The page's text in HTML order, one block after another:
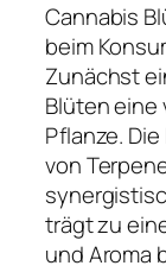
Cannabis
beim
Zunächst
Blüten eine
Pflanze.
von
trägt zu
und Aroma